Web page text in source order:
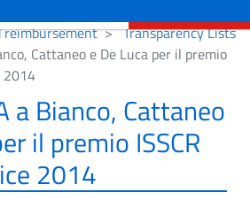
reimbursement
Transparency Lists
Cattaneo e De Luca per il premio
2014
a Bianco, Cattaneo
il premio ISSCR
2014